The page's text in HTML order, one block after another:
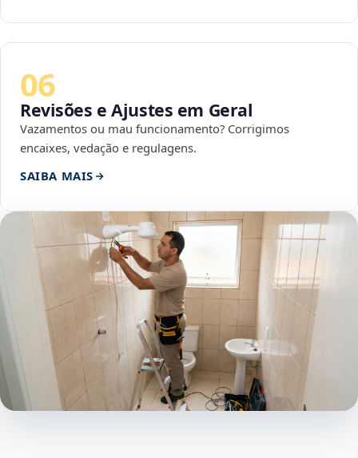
06
Revisões e Ajustes em Geral
Vazamentos ou mau funcionamento? Corrigimos
encaixes, vedação e regulagens.
SAIBA MAIS